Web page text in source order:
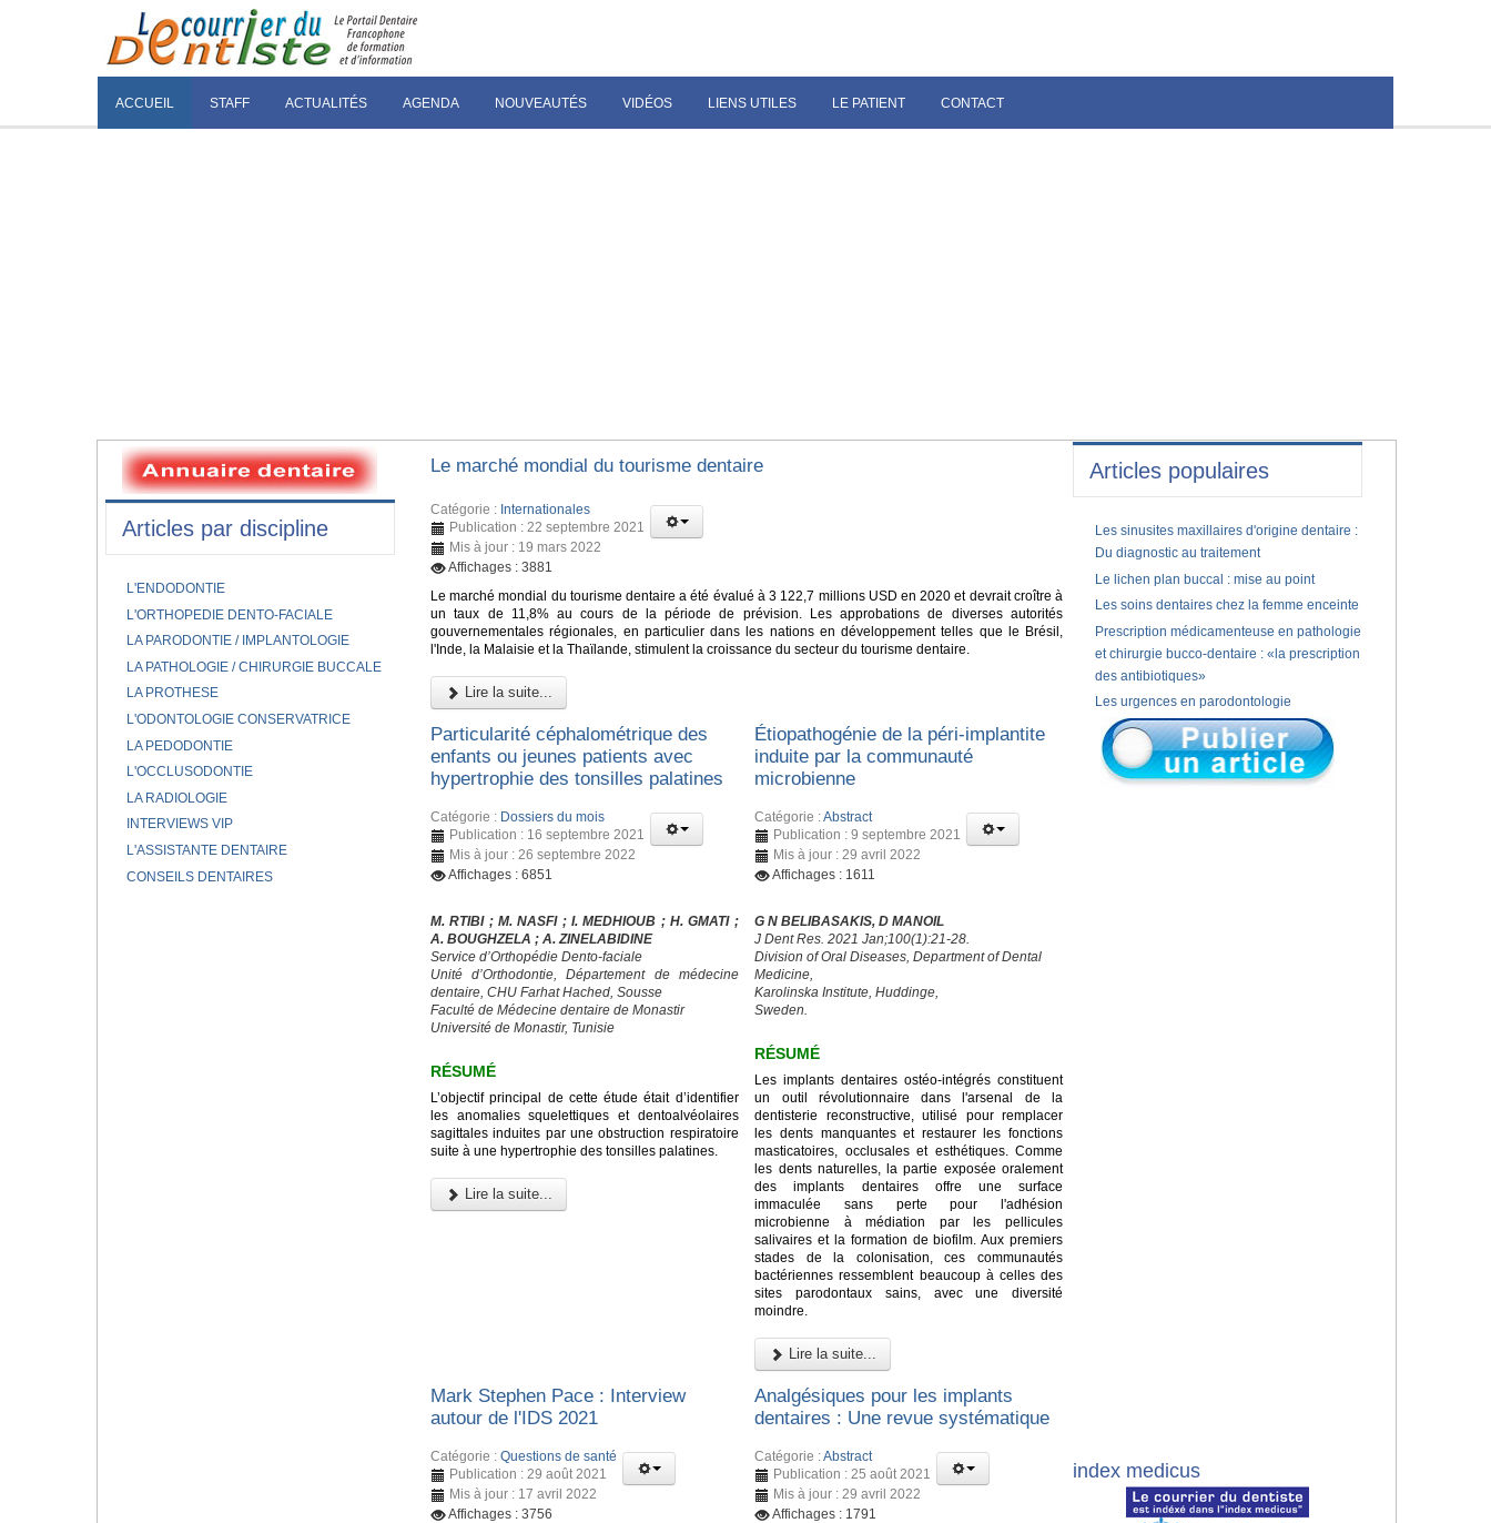
ACCUEIL STAFF ACTUALITÉS AGENDA NOUVEAUTÉS VIDÉOS LIENS UTILES LE PATIENT CONTACT
Le marché mondial du tourisme dentaire
Catégorie : Internationales
Publication : 22 septembre 2021
Mis à jour : 19 mars 2022
Affichages : 3881
Le marché mondial du tourisme dentaire a été évalué à 3 122,7 millions USD en 2020 et devrait croître à
un taux de 11,8% au cours de la période de prévision. Les approbations de diverses autorités
gouvernementales régionales, en particulier dans les nations en développement telles que le Brésil,
l'Inde, la Malaisie et la Thaïlande, stimulent la croissance du secteur du tourisme dentaire.
Lire la suite...
Particularité céphalométrique des
enfants ou jeunes patients avec
hypertrophie des tonsilles palatines
Catégorie : Dossiers du mois
Publication : 16 septembre 2021
Mis à jour : 26 septembre 2022
Affichages : 6851
M. RTIBI ; M. NASFI ; I. MEDHIOUB ; H. GMATI ;
A. BOUGHZELA ; A. ZINELABIDINE
Service d’Orthopédie Dento-faciale
Unité d’Orthodontie, Département de médecine
dentaire, CHU Farhat Hached, Sousse
Faculté de Médecine dentaire de Monastir
Université de Monastir, Tunisie
RÉSUMÉ
L’objectif principal de cette étude était d’identifier
les anomalies squelettiques et dentoalvéolaires
sagittales induites par une obstruction respiratoire
suite à une hypertrophie des tonsilles palatines.
Lire la suite...
Étiopathogénie de la péri-implantite
induite par la communauté
microbienne
Catégorie :Abstract
Publication : 9 septembre 2021
Mis à jour : 29 avril 2022
Affichages : 1611
G N BELIBASAKIS, D MANOIL
J Dent Res. 2021 Jan;100(1):21-28.
Division of Oral Diseases, Department of Dental
Medicine,
Karolinska Institute, Huddinge,
Sweden.
RÉSUMÉ
Les implants dentaires ostéo-intégrés constituent
un outil révolutionnaire dans l'arsenal de la
dentisterie reconstructive, utilisé pour remplacer
les dents manquantes et restaurer les fonctions
masticatoires, occlusales et esthétiques. Comme
les dents naturelles, la partie exposée oralement
des implants dentaires offre une surface
immaculée sans perte pour l'adhésion
microbienne à médiation par les pellicules
salivaires et la formation de biofilm. Aux premiers
stades de la colonisation, ces communautés
bactériennes ressemblent beaucoup à celles des
sites parodontaux sains, avec une diversité
moindre.
Lire la suite...
Mark Stephen Pace : Interview
autour de l'IDS 2021
Catégorie : Questions de santé
Publication : 29 août 2021
Mis à jour : 17 avril 2022
Affichages : 3756
Analgésiques pour les implants
dentaires : Une revue systématique
Catégorie :Abstract
Publication : 25 août 2021
Mis à jour : 29 avril 2022
Affichages : 1791
Articles par discipline
L'ENDODONTIE
L'ORTHOPEDIE DENTO-FACIALE
LA PARODONTIE / IMPLANTOLOGIE
LA PATHOLOGIE / CHIRURGIE BUCCALE
LA PROTHESE
L'ODONTOLOGIE CONSERVATRICE
LA PEDODONTIE
L'OCCLUSODONTIE
LA RADIOLOGIE
INTERVIEWS VIP
L'ASSISTANTE DENTAIRE
CONSEILS DENTAIRES
Articles populaires
Les sinusites maxillaires d'origine dentaire :
Du diagnostic au traitement
Le lichen plan buccal : mise au point
Les soins dentaires chez la femme enceinte
Prescription médicamenteuse en pathologie
et chirurgie bucco-dentaire : «la prescription
des antibiotiques»
Les urgences en parodontologie
index medicus